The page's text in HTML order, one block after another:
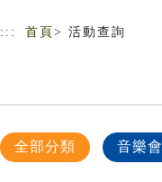
::: 首頁 > 活動查詢
全部分類 音樂會